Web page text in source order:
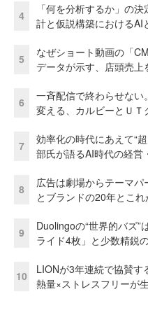
4
「何を分析するか」の
計と仮説構築におけるAI
5
なぜショート動画の「
データが示す、店頭売上
6
一斉配信で終わらせない
変える、カルビーとＵＴ
7
効率化の時代にあえて“
部氏が語るAI時代の経営
8
広告は劇場からテーマ
とブランドの20年とこれ
9
Duolingoの“世界的バズ”
ライド4枚」と少数精鋭
10
LIONが3年連続で協賛す
熱量×ストレスフリーが